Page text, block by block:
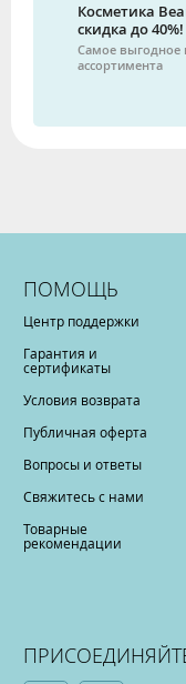
Косметика
скидка до 40%!
Самое выгодное
ассортимента
ПОМОЩЬ
Центр поддержки
Гарантия и
сертификаты
Условия возврата
Публичная оферта
Вопросы и ответы
Свяжитесь с нами
Товарные
рекомендации